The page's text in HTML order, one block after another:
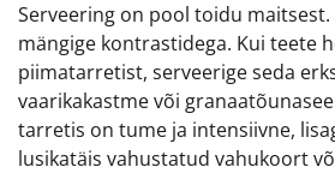
Serveering on pool toidu
mängige kontrastidega. Kui teete
piimatarretist, serveerige seda
vaarikakastme või
tarretis on tume ja intensiivne,
lusikatäis vahustatud vahukoort